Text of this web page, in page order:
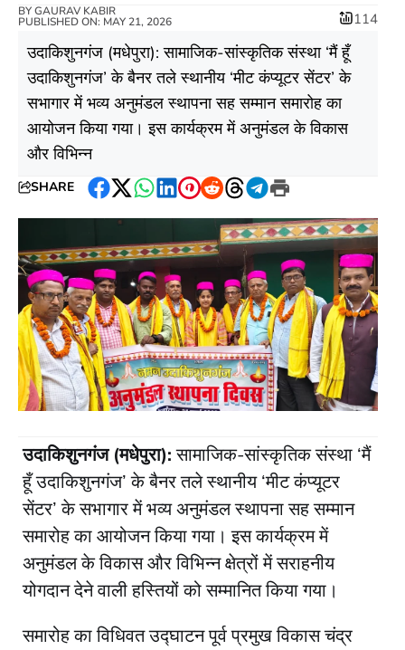
BYGAURAV KABIR
PUBLISHED ON: MAY 21, 2026 114
​उदाकिशुनगंज (मधेपुरा): सामाजिक-सांस्कृतिक संस्था ‘मैं हूँ
उदाकिशुनगंज’ के बैनर तले स्थानीय ‘मीट कंप्यूटर सेंटर’ के
सभागार में भव्य अनुमंडल स्थापना सह सम्मान समारोह का
आयोजन किया गया। इस कार्यक्रम में अनुमंडल के विकास
और विभिन्न
SHARE
Facebook
Twitter
WhatsApp
LinkedIn
Pinterest
RedditThreads
Telegram
Print
उदाकिशुनगंज (मधेपुरा):सामाजिक-सांस्कृतिक संस्था ‘मैं
हूँ उदाकिशुनगंज’ के बैनर तले स्थानीय ‘मीट कंप्यूटर
सेंटर’ के सभागार में भव्य अनुमंडल स्थापना सह सम्मान
समारोह का आयोजन किया गया। इस कार्यक्रम में
अनुमंडल के विकास और विभिन्न क्षेत्रों में सराहनीय
योगदान देने वाली हस्तियों को सम्मानित किया गया।
​समारोह का विधिवत उद्घाटन पूर्व प्रमुख विकास चंद्र